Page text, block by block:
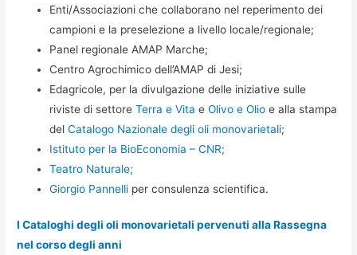
Enti/Associazioni che collaborano nel reperimento dei
campioni e la preselezione a livello locale/regionale;
Panel regionale AMAP Marche;
Centro Agrochimico dell’AMAP di Jesi;
Edagricole, per la divulgazione delle iniziative sulle
riviste di settoreTerra e Vita eOlivo e Olio e alla stampa
delCatalogo Nazionale degli oli monovarietali;
Istituto per la BioEconomia – CNR;
Teatro Naturale;
Giorgio Pannelli per consulenza scientifica.
I Cataloghi degli oli monovarietali pervenuti alla Rassegna
nel corso degli anni